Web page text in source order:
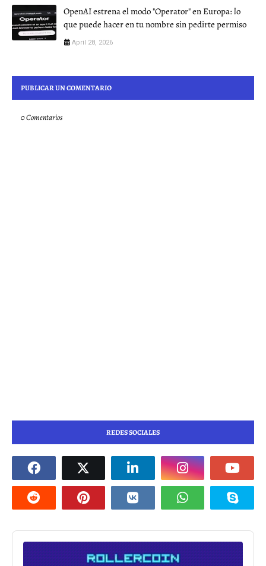
OpenAI estrena el modo "Operator" en Europa: lo
que puede hacer en tu nombre sin pedirte permiso
April 28, 2026
PUBLICAR UN COMENTARIO
0 Comentarios
REDES SOCIALES